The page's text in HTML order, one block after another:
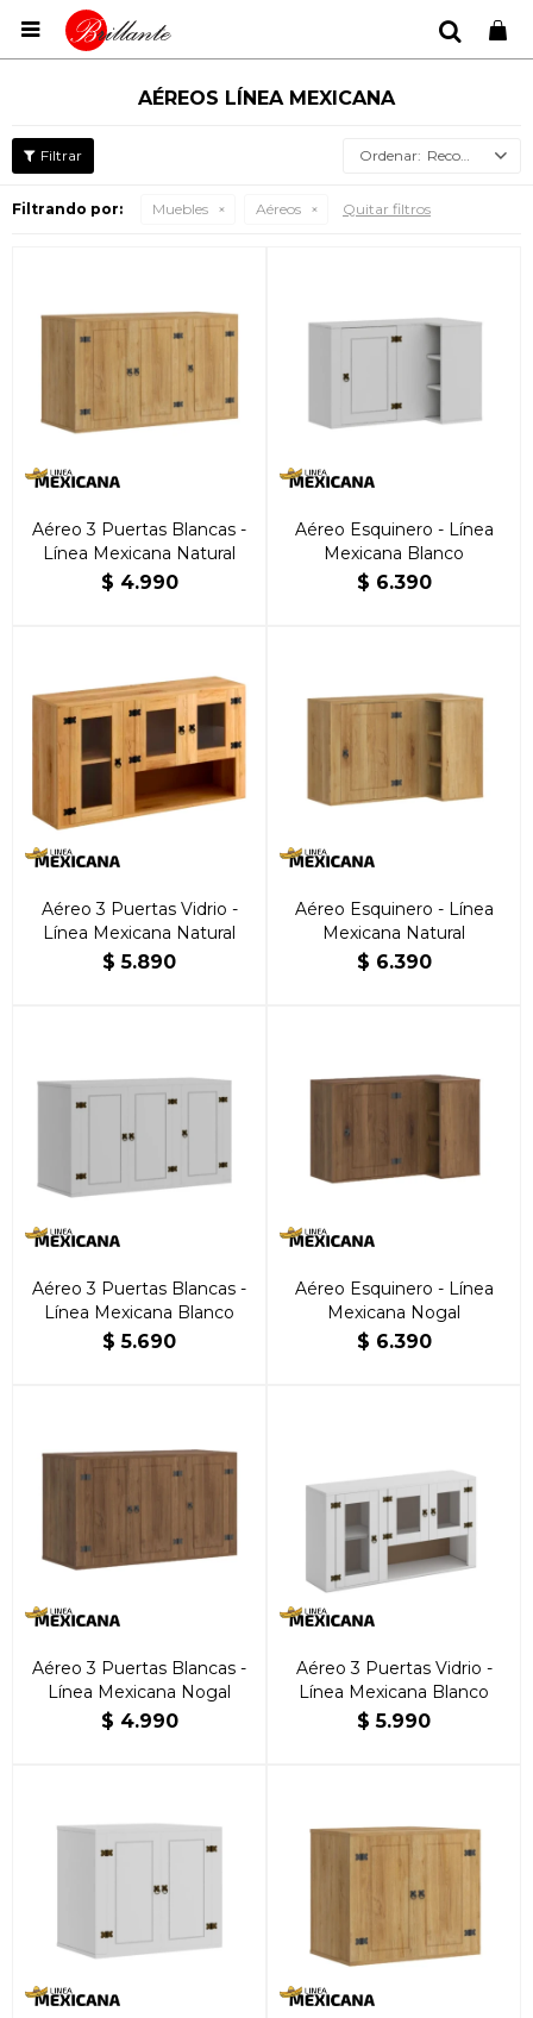

AÉREOS LÍNEA MEXICANA
Recomendados
Filtrando por: Muebles Aéreos Quitar filtros
Aéreo 3 Puertas Blancas -
Línea Mexicana Natural
$ 4.990
Aéreo Esquinero - Línea
Mexicana Blanco
$ 6.390
Aéreo 3 Puertas Vidrio -
Línea Mexicana Natural
$ 5.890
Aéreo Esquinero - Línea
Mexicana Natural
$ 6.390
Aéreo 3 Puertas Blancas -
Línea Mexicana Blanco
$ 5.690
Aéreo Esquinero - Línea
Mexicana Nogal
$ 6.390
Aéreo 3 Puertas Blancas -
Línea Mexicana Nogal
$ 4.990
Aéreo 3 Puertas Vidrio -
Línea Mexicana Blanco
$ 5.990